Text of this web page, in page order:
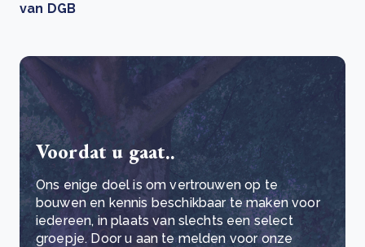
van DGB
Voordat u gaat..
Ons enige doel is om vertrouwen op te
bouwen en kennis beschikbaar te maken voor
iedereen, in plaats van slechts een select
groepje. Door u aan te melden voor onze